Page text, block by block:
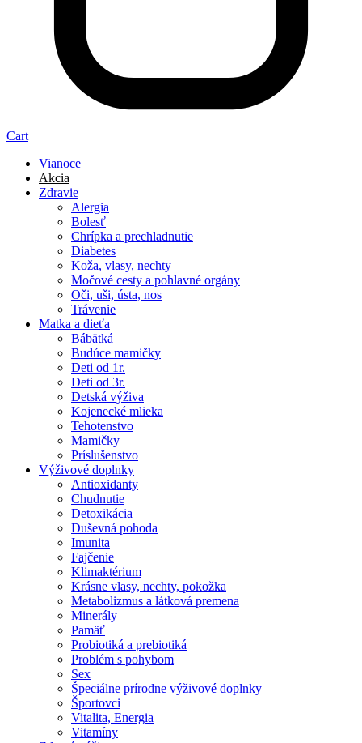
Cart
Vianoce
Akcia
Zdravie
Alergia
Bolesť
Chrípka a prechladnutie
Diabetes
Koža, vlasy, nechty
Močové cesty a pohlavné orgány
Oči, uši, ústa, nos
Trávenie
Matka a dieťa
Bábätká
Budúce mamičky
Deti od 1r.
Deti od 3r.
Detská výživa
Kojenecké mlieka
Tehotenstvo
Mamičky
Príslušenstvo
Výživové doplnky
Antioxidanty
Chudnutie
Detoxikácia
Duševná pohoda
Imunita
Fajčenie
Klimaktérium
Krásne vlasy, nechty, pokožka
Metabolizmus a látková premena
Minerály
Pamäť
Probiotiká a prebiotiká
Problém s pohybom
Sex
Špeciálne prírodne výživové doplnky
Športovci
Vitalita, Energia
Vitamíny